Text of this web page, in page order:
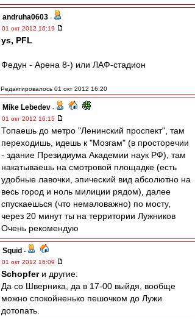
andruha0603 -
01 окт 2012 16:19
ys, PFL
Федун - Арена 8-) или ЛАФ-стадион
Редактировалось 01 окт 2012 16:20
Mike Lebedev -
01 окт 2012 16:15
Топаешь до метро "Ленинский проспект", там
переходишь, идешь к "Мозгам" (в просторечии
- здание Президиума Академии наук РФ), там
накатываешь на смотровой площадке (есть
удобные лавочки, эпический вид абсолютно на
весь город и ноль милиции рядом), далее
спускаешься (что немаловажно) по мосту,
через 20 минут ты на территории Лужников
Очень рекомендую
Squid -
01 окт 2012 16:09
Schopferи другие:
Да со Шверника, да в 17-00 выйдя, вообще
можно спокойненько пешочком до Лужи
дотопать.